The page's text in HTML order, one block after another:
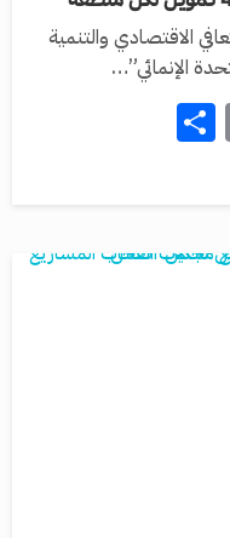
الاقتصادي والتنمية
الإنمائي”…
Email